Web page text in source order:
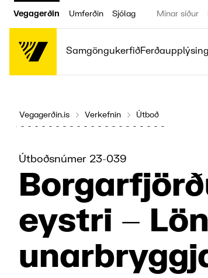
Vegagerðin Umferðin Sjólag Mínar síður
Samgöngukerfið
Vegagerðin.is Verkefnin Útboð
Útboðsnúmer 23-039
eystri –